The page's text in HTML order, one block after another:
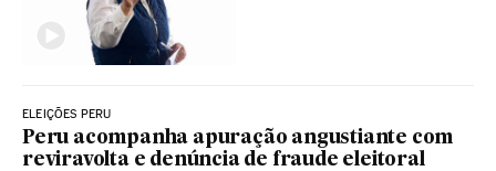
ELEIÇÕES PERU
Peru acompanha apuração angustiante com
reviravolta e denúncia de fraude eleitoral